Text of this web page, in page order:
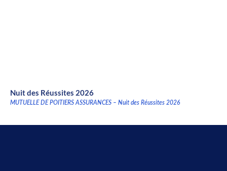
Nuit des Réussites 2026
MUTUELLE DE POITIERS ASSURANCES – Nuit des Réussites 2026